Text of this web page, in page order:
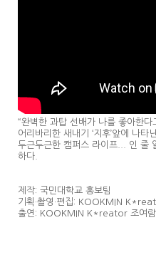
“완벽한 과탑 선배가 나를 좋아한다
어리바리한 새내기 ‘지후’앞에 나타
두근두근한 캠퍼스 라이프... 인 줄
하다.
제작: 국민대학교 홍보팀
기획·촬영·편집: KOOKMIN
출연: KOOKMIN K*reator 조여람